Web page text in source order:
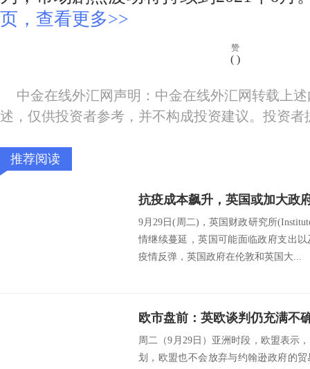
页，查看更多>>
赞
( )
中金在线外汇网声明：中金在线外汇网转载上
述，仅供投资者参考，并不构成投资建议。投资
推荐阅读
9月29日(周二)，英国财政研究所
情继续蔓延，英国可能面临政府支出
疫情反弹，英国政府在伦敦和英国大...
周二（9月29日）亚洲时段，欧盟表示
划，欧盟也不会放弃与约翰逊政府的